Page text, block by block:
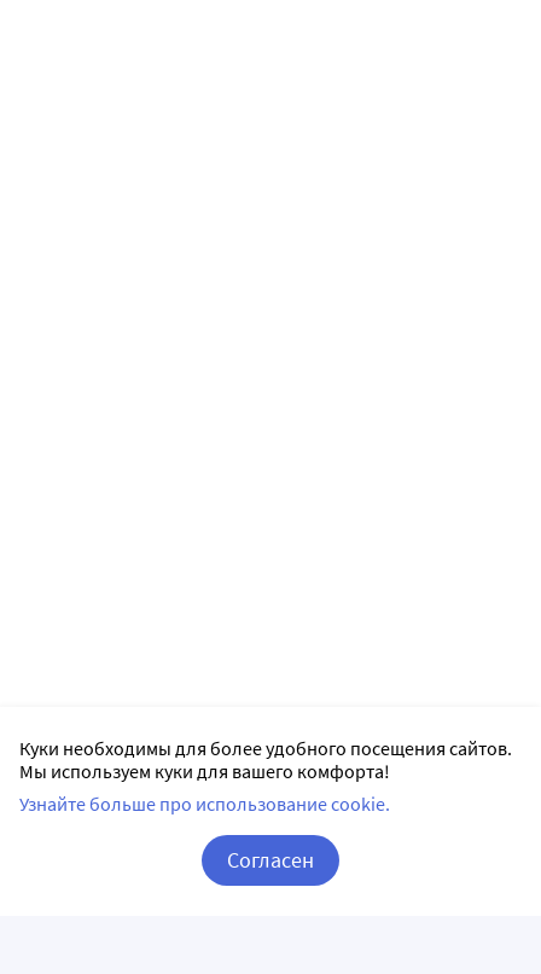
Куки необходимы для более удобного посещения сайтов.
Мы используем куки для вашего комфорта!
Узнайте больше про использование cookie.
Согласен